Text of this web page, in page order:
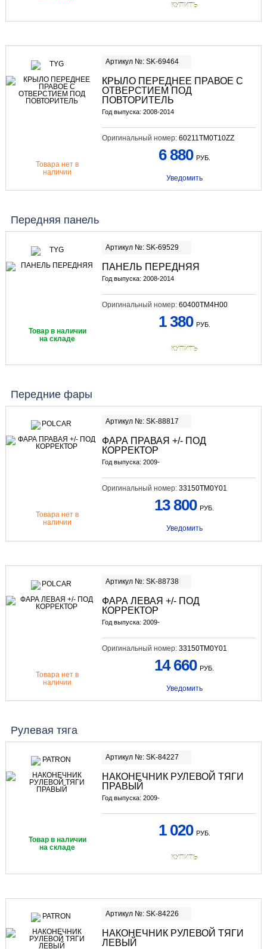
КУПИТЬ
Артикул №: SK-69464
КРЫЛО ПЕРЕДНЕЕ ПРАВОЕ С
ОТВЕРСТИЕМ ПОД
ПОВТОРИТЕЛЬ
Год выпуска: 2008-2014
Оригинальный номер: 60211TM0T10ZZ
Товара нет в
наличии
6 880 РУБ.
Уведомить
Передняя панель
Артикул №: SK-69529
ПАНЕЛЬ ПЕРЕДНЯЯ
Год выпуска: 2008-2014
Оригинальный номер: 60400TM4H00
Товар в наличии
на складе
1 380 РУБ.
КУПИТЬ
Передние фары
Артикул №: SK-88817
ФАРА ПРАВАЯ +/- ПОД
КОРРЕКТОР
Год выпуска: 2009-
Оригинальный номер: 33150TM0Y01
Товара нет в
наличии
13 800 РУБ.
Уведомить
Артикул №: SK-88738
ФАРА ЛЕВАЯ +/- ПОД
КОРРЕКТОР
Год выпуска: 2009-
Оригинальный номер: 33150TM0Y01
Товара нет в
наличии
14 660 РУБ.
Уведомить
Рулевая тяга
Артикул №: SK-84227
НАКОНЕЧНИК РУЛЕВОЙ ТЯГИ
ПРАВЫЙ
Год выпуска: 2009-
Товар в наличии
на складе
1 020 РУБ.
КУПИТЬ
Артикул №: SK-84226
НАКОНЕЧНИК РУЛЕВОЙ ТЯГИ
ЛЕВЫЙ